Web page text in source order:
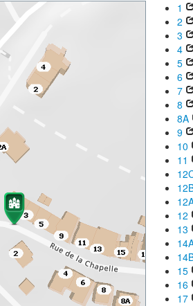
1
2
3
4
5
6
7
8
8A
9
10
11
12
13
15
16
17